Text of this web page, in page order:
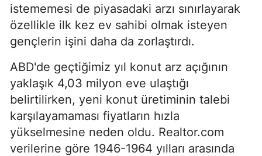
istememesi de piyasadaki arzı sınırlayarak
özellikle ilk kez ev sahibi olmak isteyen
gençlerin işini daha da zorlaştırdı.
ABD'de geçtiğimiz yıl konut arz açığının
yaklaşık 4,03 milyon eve ulaştığı
belirtilirken, yeni konut üretiminin talebi
karşılayamaması fiyatların hızla
yükselmesine neden oldu. Realtor.com
verilerine göre 1946-1964 yılları arasında